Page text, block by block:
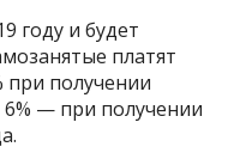
году и будет
платят
при получении
6% — при получении